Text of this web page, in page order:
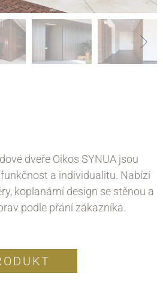
dveře Oikos SYNUA jsou
a individualitu. Nabízí
koplanární design se stěnou a
podle přání zákazníka.